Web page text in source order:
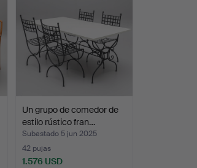
Un grupo de comedor de
estilo rústico fran…
Subastado 5 jun 2025
42 pujas
1.576 USD